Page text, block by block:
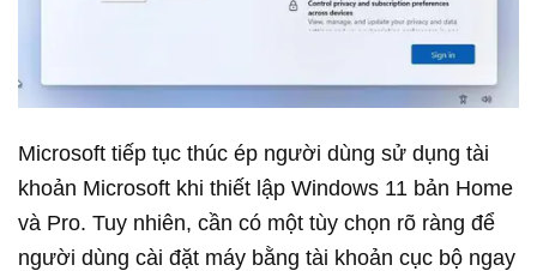
Microsoft tiếp tục thúc ép người dùng sử dụng tài
khoản Microsoft khi thiết lập Windows 11 bản Home
và Pro. Tuy nhiên, cần có một tùy chọn rõ ràng để
người dùng cài đặt máy bằng tài khoản cục bộ ngay